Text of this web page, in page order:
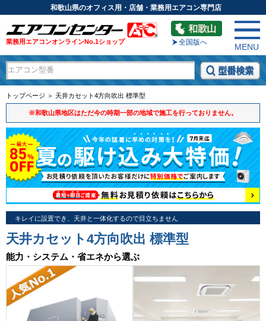
和歌山県のオフィス用・店舗・業務用エアコン専門店
業務用エアコンオンラインNo.1ショップ 全国版へ
MENU
トップページ ＞ 天井カセット4方向吹出 標準型
※和歌山県地区はただ今の時期一部の地域で施工を行っておりません。
キレイに設置でき、天井と一体化するので目立ちません
天井カセット4方向吹出 標準型
能力・システム・省エネから選ぶ